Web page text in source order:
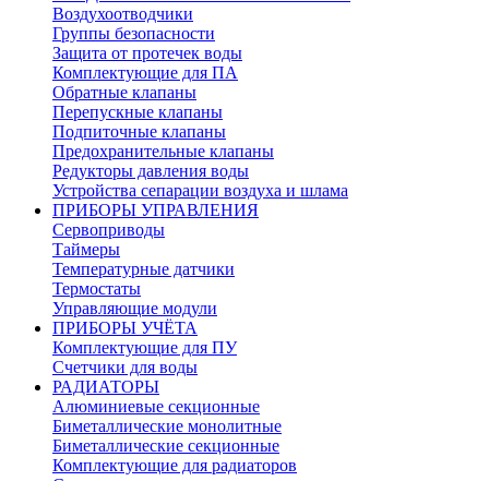
Воздухоотводчики
Группы безопасности
Защита от протечек воды
Комплектующие для ПА
Обратные клапаны
Перепускные клапаны
Подпиточные клапаны
Предохранительные клапаны
Редукторы давления воды
Устройства сепарации воздуха и шлама
ПРИБОРЫ УПРАВЛЕНИЯ
Сервоприводы
Таймеры
Температурные датчики
Термостаты
Управляющие модули
ПРИБОРЫ УЧЁТА
Комплектующие для ПУ
Счетчики для воды
РАДИАТОРЫ
Алюминиевые секционные
Биметаллические монолитные
Биметаллические секционные
Комплектующие для радиаторов